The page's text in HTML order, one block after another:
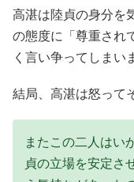
高湛は陸貞の身分を
の態度に「尊重され
く言い争ってしまい
結局、高湛は怒って
またこの二人はい
貞の立場を安定さ